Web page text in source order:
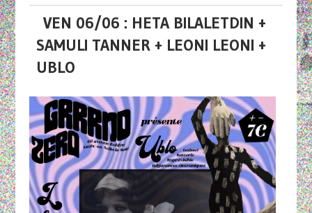
VEN 06/06 : HETA BILALETDIN +
SAMULI TANNER + LEONI LEONI +
UBLO